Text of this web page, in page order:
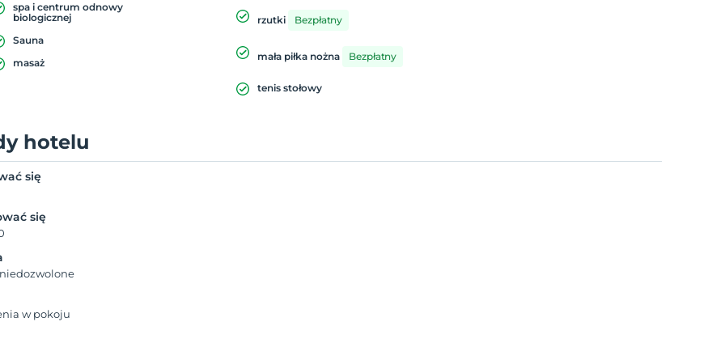
spa i centrum odnowy
biologicznej
Sauna
masaż
rzutki Bezpłatny
mała piłka nożna Bezpłatny
tenis stołowy
hotelu
się
się
w pokoju